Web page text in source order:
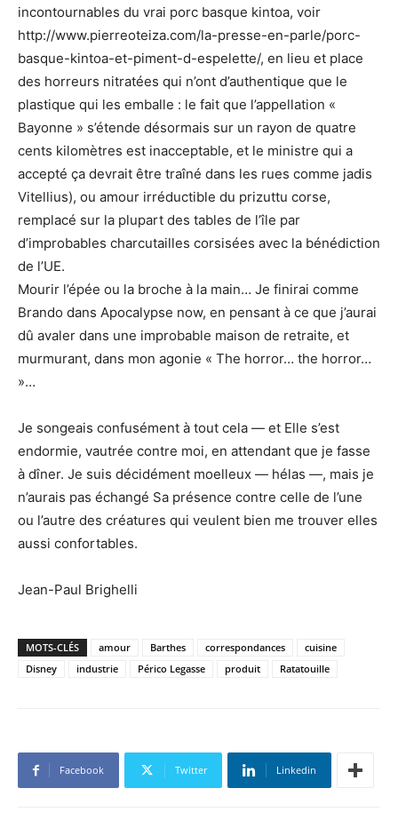
incontournables du vrai porc basque kintoa, voir
http://www.pierreoteiza.com/la-presse-en-parle/porc-
basque-kintoa-et-piment-d-espelette/, en lieu et place
des horreurs nitratées qui n’ont d’authentique que le
plastique qui les emballe : le fait que l’appellation «
Bayonne » s’étende désormais sur un rayon de quatre
cents kilomètres est inacceptable, et le ministre qui a
accepté ça devrait être traîné dans les rues comme jadis
Vitellius), ou amour irréductible du prizuttu corse,
remplacé sur la plupart des tables de l’île par
d’improbables charcutailles corsisées avec la bénédiction
de l’UE.
Mourir l’épée ou la broche à la main… Je finirai comme
Brando dans Apocalypse now, en pensant à ce que j’aurai
dû avaler dans une improbable maison de retraite, et
murmurant, dans mon agonie « The horror… the horror…
»…
Je songeais confusément à tout cela — et Elle s’est
endormie, vautrée contre moi, en attendant que je fasse
à dîner. Je suis décidément moelleux — hélas —, mais je
n’aurais pas échangé Sa présence contre celle de l’une
ou l’autre des créatures qui veulent bien me trouver elles
aussi confortables.
Jean-Paul Brighelli
MOTS-CLÉS amour Barthes correspondances
cuisine
Disney
industrie Périco Legasse produit Ratatouille
Facebook Twitter Linkedin